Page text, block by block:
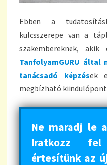
Ebben a
kulcsszerepe van a
szakembereknek,
TanfolyamGURU
tanácsadó képzések
megbízható
Ne maradj le
Iratkozz
értesítünk az